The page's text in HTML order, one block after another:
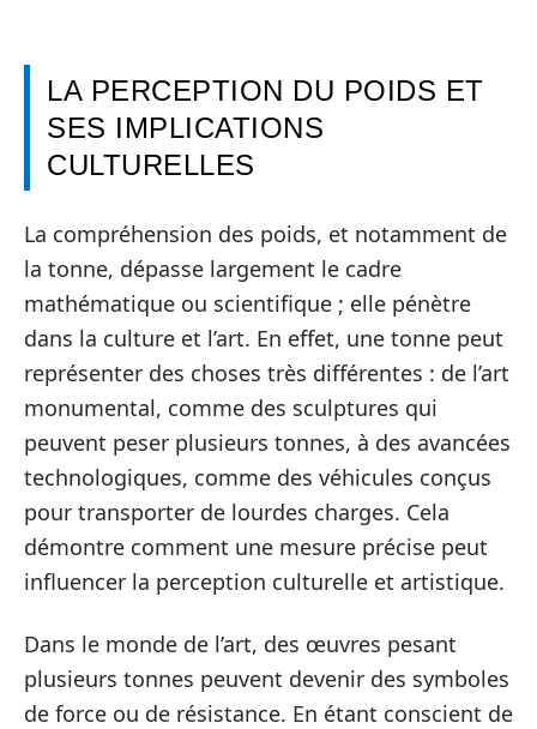
LA PERCEPTION DU POIDS ET
SES IMPLICATIONS
CULTURELLES
La compréhension des poids, et notamment de
la tonne, dépasse largement le cadre
mathématique ou scientifique ; elle pénètre
dans la culture et l’art. En effet, une tonne peut
représenter des choses très différentes : de l’art
monumental, comme des sculptures qui
peuvent peser plusieurs tonnes, à des avancées
technologiques, comme des véhicules conçus
pour transporter de lourdes charges. Cela
démontre comment une mesure précise peut
influencer la perception culturelle et artistique.
Dans le monde de l’art, des œuvres pesant
plusieurs tonnes peuvent devenir des symboles
de force ou de résistance. En étant conscient de